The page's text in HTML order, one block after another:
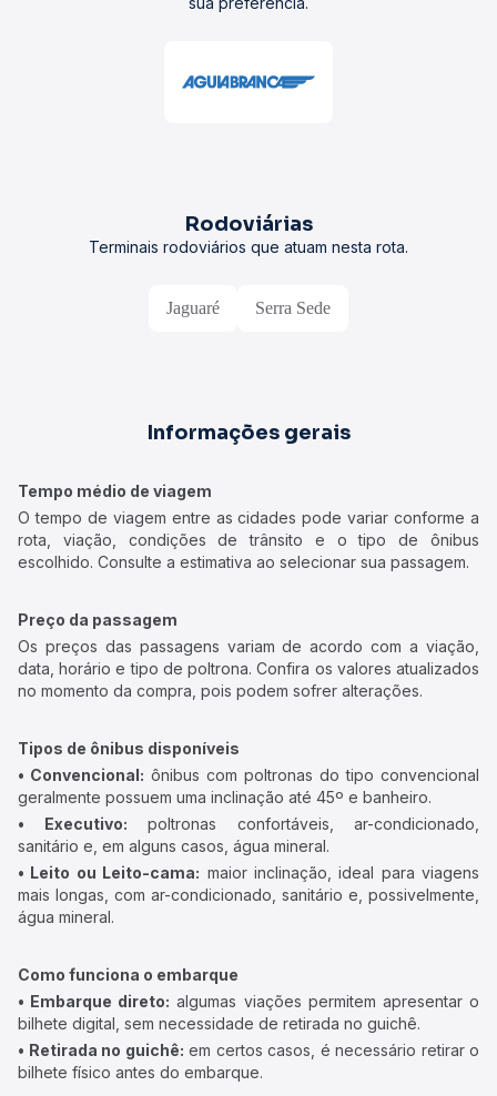
Rodoviárias
Terminais rodoviários que atuam nesta rota.
Jaguaré Serra Sede
Informações gerais
Tempo médio de viagem
O tempo de viagem entre as cidades pode variar conforme a
rota, viação, condições de trânsito e o tipo de ônibus
escolhido. Consulte a estimativa ao selecionar sua passagem.
Preço da passagem
Os preços das passagens variam de acordo com a viação,
data, horário e tipo de poltrona. Confira os valores atualizados
no momento da compra, pois podem sofrer alterações.
Tipos de ônibus disponíveis
• Convencional: ônibus com poltronas do tipo convencional
geralmente possuem uma inclinação até 45º e banheiro.
• Executivo: poltronas confortáveis, ar-condicionado,
sanitário e, em alguns casos, água mineral.
• Leito ou Leito-cama: maior inclinação, ideal para viagens
mais longas, com ar-condicionado, sanitário e, possivelmente,
água mineral.
Como funciona o embarque
• Embarque direto: algumas viações permitem apresentar o
bilhete digital, sem necessidade de retirada no guichê.
• Retirada no guichê: em certos casos, é necessário retirar o
bilhete físico antes do embarque.